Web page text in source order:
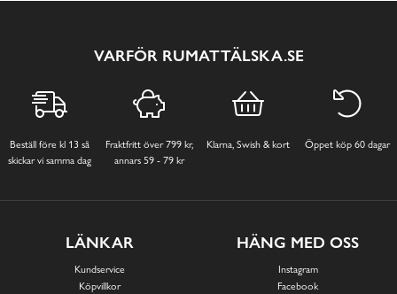
VARFÖR RUMATTÄLSKA.SE
Beställ före kl 13 så
skickar vi samma dag
Fraktfritt över 799 kr,
annars 59 - 79 kr
Klarna, Swish & kort Öppet köp 60 dagar
LÄNKAR
Kundservice
Köpvillkor
HÄNG MED OSS
Instagram
Facebook